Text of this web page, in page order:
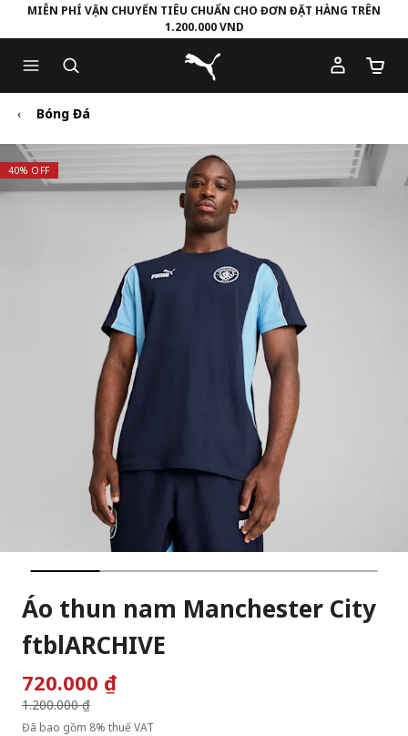
to
Main
content
to
Footer
Content
MIỄN PHÍ VẬN CHUYỂN TIÊU CHUẨN CHO ĐƠN ĐẶT HÀNG TRÊN
1.200.000 VND
Puma Trang chủ
Số
Bóng Đá
40% OFF
Áo thun nam Manchester City
ftblARCHIVE
720.000 ₫Giá giảm từ
1.200.000 ₫
đến
Đã bao gồm 8% thuế VAT